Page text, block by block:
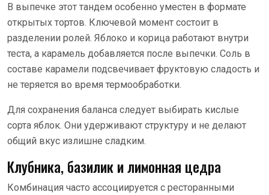
В выпечке этот тандем особенно уместен в формате
открытых тортов. Ключевой момент состоит в
разделении ролей. Яблоко и корица работают внутри
теста, а карамель добавляется после выпечки. Соль в
составе карамели подсвечивает фруктовую сладость и
не теряется во время термообработки.
Для сохранения баланса следует выбирать кислые
сорта яблок. Они удерживают структуру и не делают
общий вкус излишне сладким.
Клубника, базилик и лимонная цедра
Комбинация часто ассоциируется с ресторанными